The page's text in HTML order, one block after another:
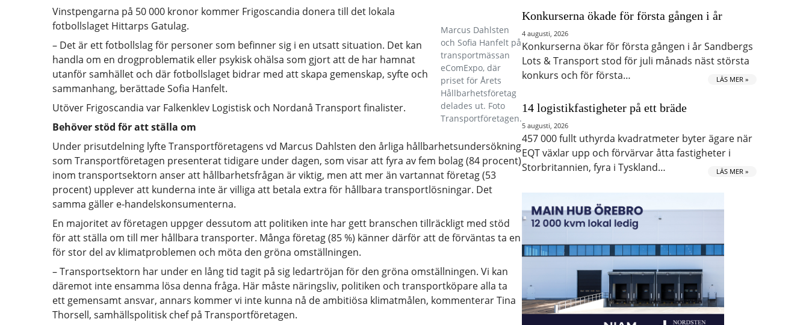
Marcus Dahlsten
och Sofia Hanfelt på
transportmässan
eComExpo, där
priset för Årets
Hållbarhetsföretag
delades ut. Foto
Transportföretagen.
Vinstpengarna på 50 000 kronor kommer Frigoscandia donera till det lokala
fotbollslaget Hittarps Gatulag.
– Det är ett fotbollslag för personer som befinner sig i en utsatt situation. Det kan
handla om en drogproblematik eller psykisk ohälsa som gjort att de har hamnat
utanför samhället och där fotbollslaget bidrar med att skapa gemenskap, syfte och
sammanhang, berättade Sofia Hanfelt.
Utöver Frigoscandia var Falkenklev Logistisk och Nordanå Transport finalister.
Behöver stöd för att ställa om
Under prisutdelning lyfte Transportföretagens vd Marcus Dahlsten den årliga hållbarhetsundersökning
som Transportföretagen presenterat tidigare under dagen, som visar att fyra av fem bolag (84 procent)
inom transportsektorn anser att hållbarhetsfrågan är viktig, men att mer än vartannat företag (53
procent) upplever att kunderna inte är villiga att betala extra för hållbara transportlösningar. Det
samma gäller e-handelskonsumenterna.
En majoritet av företagen uppger dessutom att politiken inte har gett branschen tillräckligt med stöd
för att ställa om till mer hållbara transporter. Många företag (85 %) känner därför att de förväntas ta en
för stor del av klimatproblemen och möta den gröna omställningen.
– Transportsektorn har under en lång tid tagit på sig ledartröjan för den gröna omställningen. Vi kan
däremot inte ensamma lösa denna fråga. Här måste näringsliv, politiken och transportköpare alla ta
ett gemensamt ansvar, annars kommer vi inte kunna nå de ambitiösa klimatmålen, kommenterar Tina
Thorsell, samhällspolitisk chef på Transportföretagen.
Konkurserna ökade för första gången i år
4 augusti, 2026
Konkurserna ökar för första gången i år Sandbergs
Lots & Transport stod för juli månads näst största
konkurs och för första…
LÄS MER »
14 logistikfastigheter på ett bräde
5 augusti, 2026
457 000 fullt uthyrda kvadratmeter byter ägare när
EQT växlar upp och förvärvar åtta fastigheter i
Storbritannien, fyra i Tyskland…
LÄS MER »